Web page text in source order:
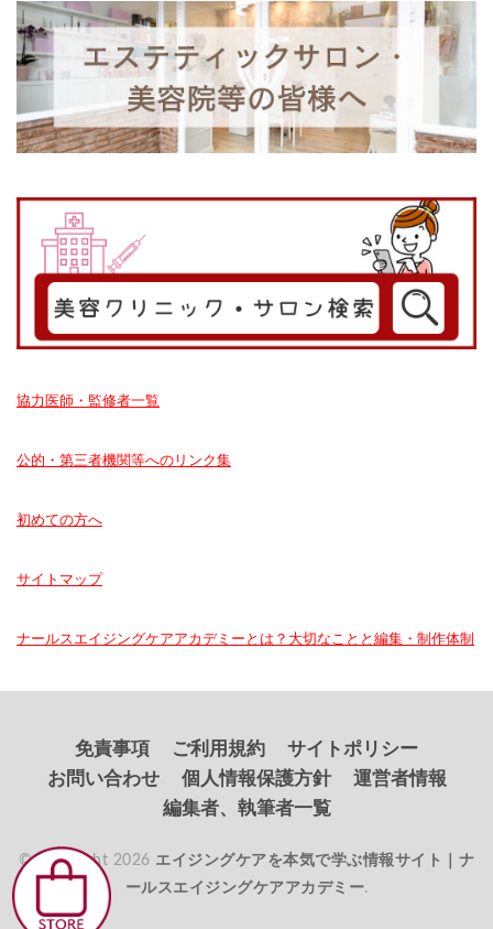
協力医師・監修者一覧
公的・第三者機関等へのリンク集
初めての方へ
サイトマップ
ナールスエイジングケアアカデミーとは？大切なことと編集・制作体制
免責事項 ご利用規約
サイトポリシー
お問い合わせ
個人情報保護方針
運営者情報
編集者、執筆者一覧
© Copyright 2026 エイジングケアを本気で学ぶ情報サイト｜ナ
ールスエイジングケアアカデミー.